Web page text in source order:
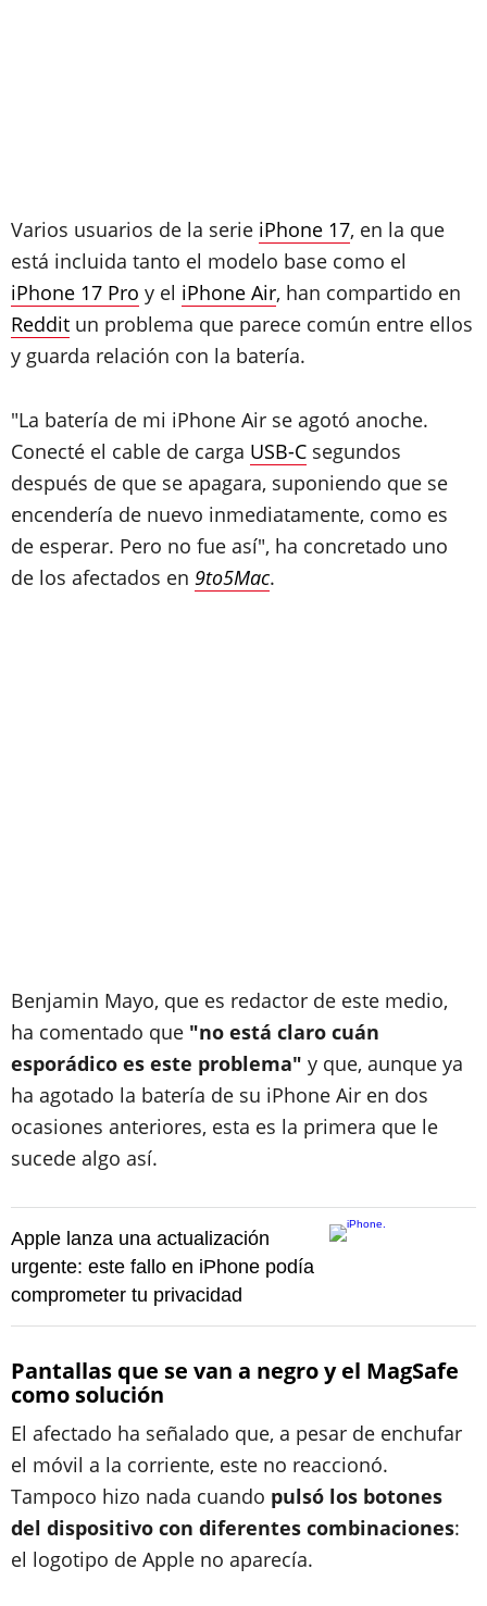
Varios usuarios de la serie iPhone 17, en la que
está incluida tanto el modelo base como el
iPhone 17 Pro y el iPhone Air, han compartido en
Reddit un problema que parece común entre ellos
y guarda relación con la batería.
"La batería de mi iPhone Air se agotó anoche.
Conecté el cable de carga USB-C segundos
después de que se apagara, suponiendo que se
encendería de nuevo inmediatamente, como es
de esperar. Pero no fue así", ha concretado uno
de los afectados en 9to5Mac.
Benjamin Mayo, que es redactor de este medio,
ha comentado que "no está claro cuán
esporádico es este problema" y que, aunque ya
ha agotado la batería de su iPhone Air en dos
ocasiones anteriores, esta es la primera que le
sucede algo así.
Apple lanza una actualización
urgente: este fallo en iPhone podía
comprometer tu privacidad
Pantallas que se van a negro y el MagSafe
como solución
El afectado ha señalado que, a pesar de enchufar
el móvil a la corriente, este no reaccionó.
Tampoco hizo nada cuando pulsó los botones
del dispositivo con diferentes combinaciones:
el logotipo de Apple no aparecía.